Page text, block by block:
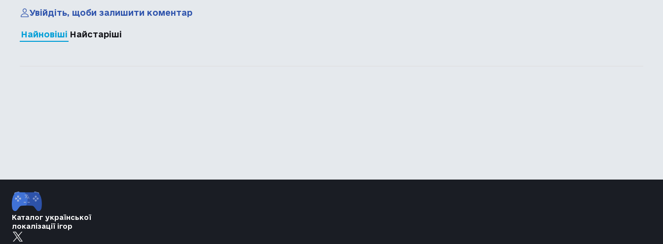
Увійдіть, щоби залишити коментар
Найновіші Найстаріші
Каталог української
локалізації ігор